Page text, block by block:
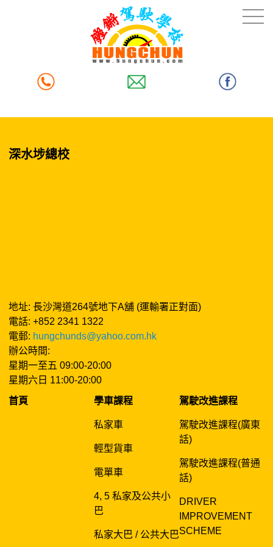
深水埗總校
地址: 長沙灣道264號地下A舖 (運輸署正對面)
電話: +852 2341 1322
電郵: hungchunds@yahoo.com.hk
辦公時間:
星期一至五 09:00-20:00
星期六日 11:00-20:00
首頁
學車課程
私家車
輕型貨車
電單車
4, 5 私家及公共小
巴
私家大巴 / 公共大巴
駕駛改進課程
駕駛改進課程(廣東
話)
駕駛改進課程(普通
話)
DRIVER
IMPROVEMENT
SCHEME